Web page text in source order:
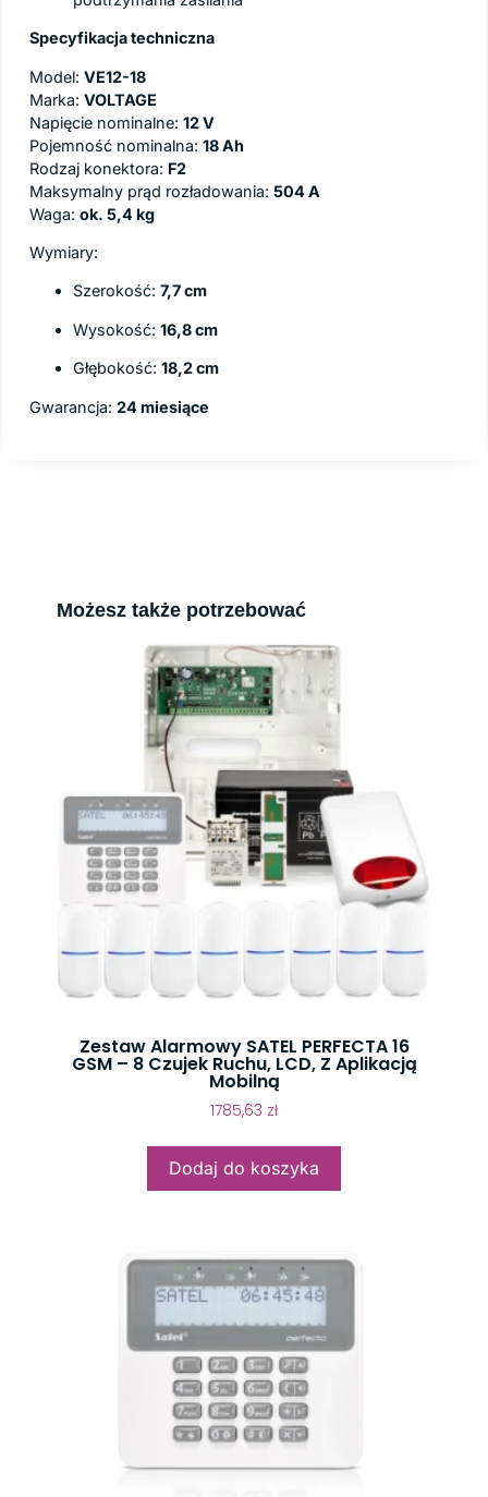
Specyfikacja techniczna
Model: VE12-18
Marka: VOLTAGE
Napięcie nominalne: 12 V
Pojemność nominalna: 18 Ah
Rodzaj konektora: F2
Maksymalny prąd rozładowania: 504 A
Waga: ok. 5,4 kg
Wymiary:
Szerokość: 7,7 cm
Wysokość: 16,8 cm
Głębokość: 18,2 cm
Gwarancja: 24 miesiące
Możesz także potrzebować
Zestaw Alarmowy SATEL PERFECTA 16
GSM – 8 Czujek Ruchu, LCD, Z Aplikacją
Mobilną
1785,63 zł
Dodaj do koszyka